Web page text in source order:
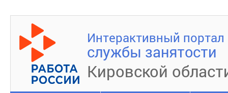
Интерактивный портал
службы занятости
Кировской